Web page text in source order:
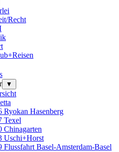
Recht
▼
Ryokan Hasenberg
Texel
Chinagarten
Uschi+Horst
Flussfahrt Basel-Amsterdam-Basel